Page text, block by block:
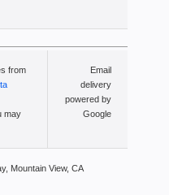
from
may
Email
delivery
powered by
Google
Mountain View, CA